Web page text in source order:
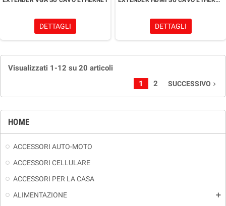
HOME
ACCESSORI AUTO-MOTO
ACCESSORI CELLULARE
ACCESSORI PER LA CASA
ALIMENTAZIONE
add
DETTAGLI DETTAGLI
Visualizzati 1-12 su 20 articoli
1
2 SUCCESSIVO navigate_next